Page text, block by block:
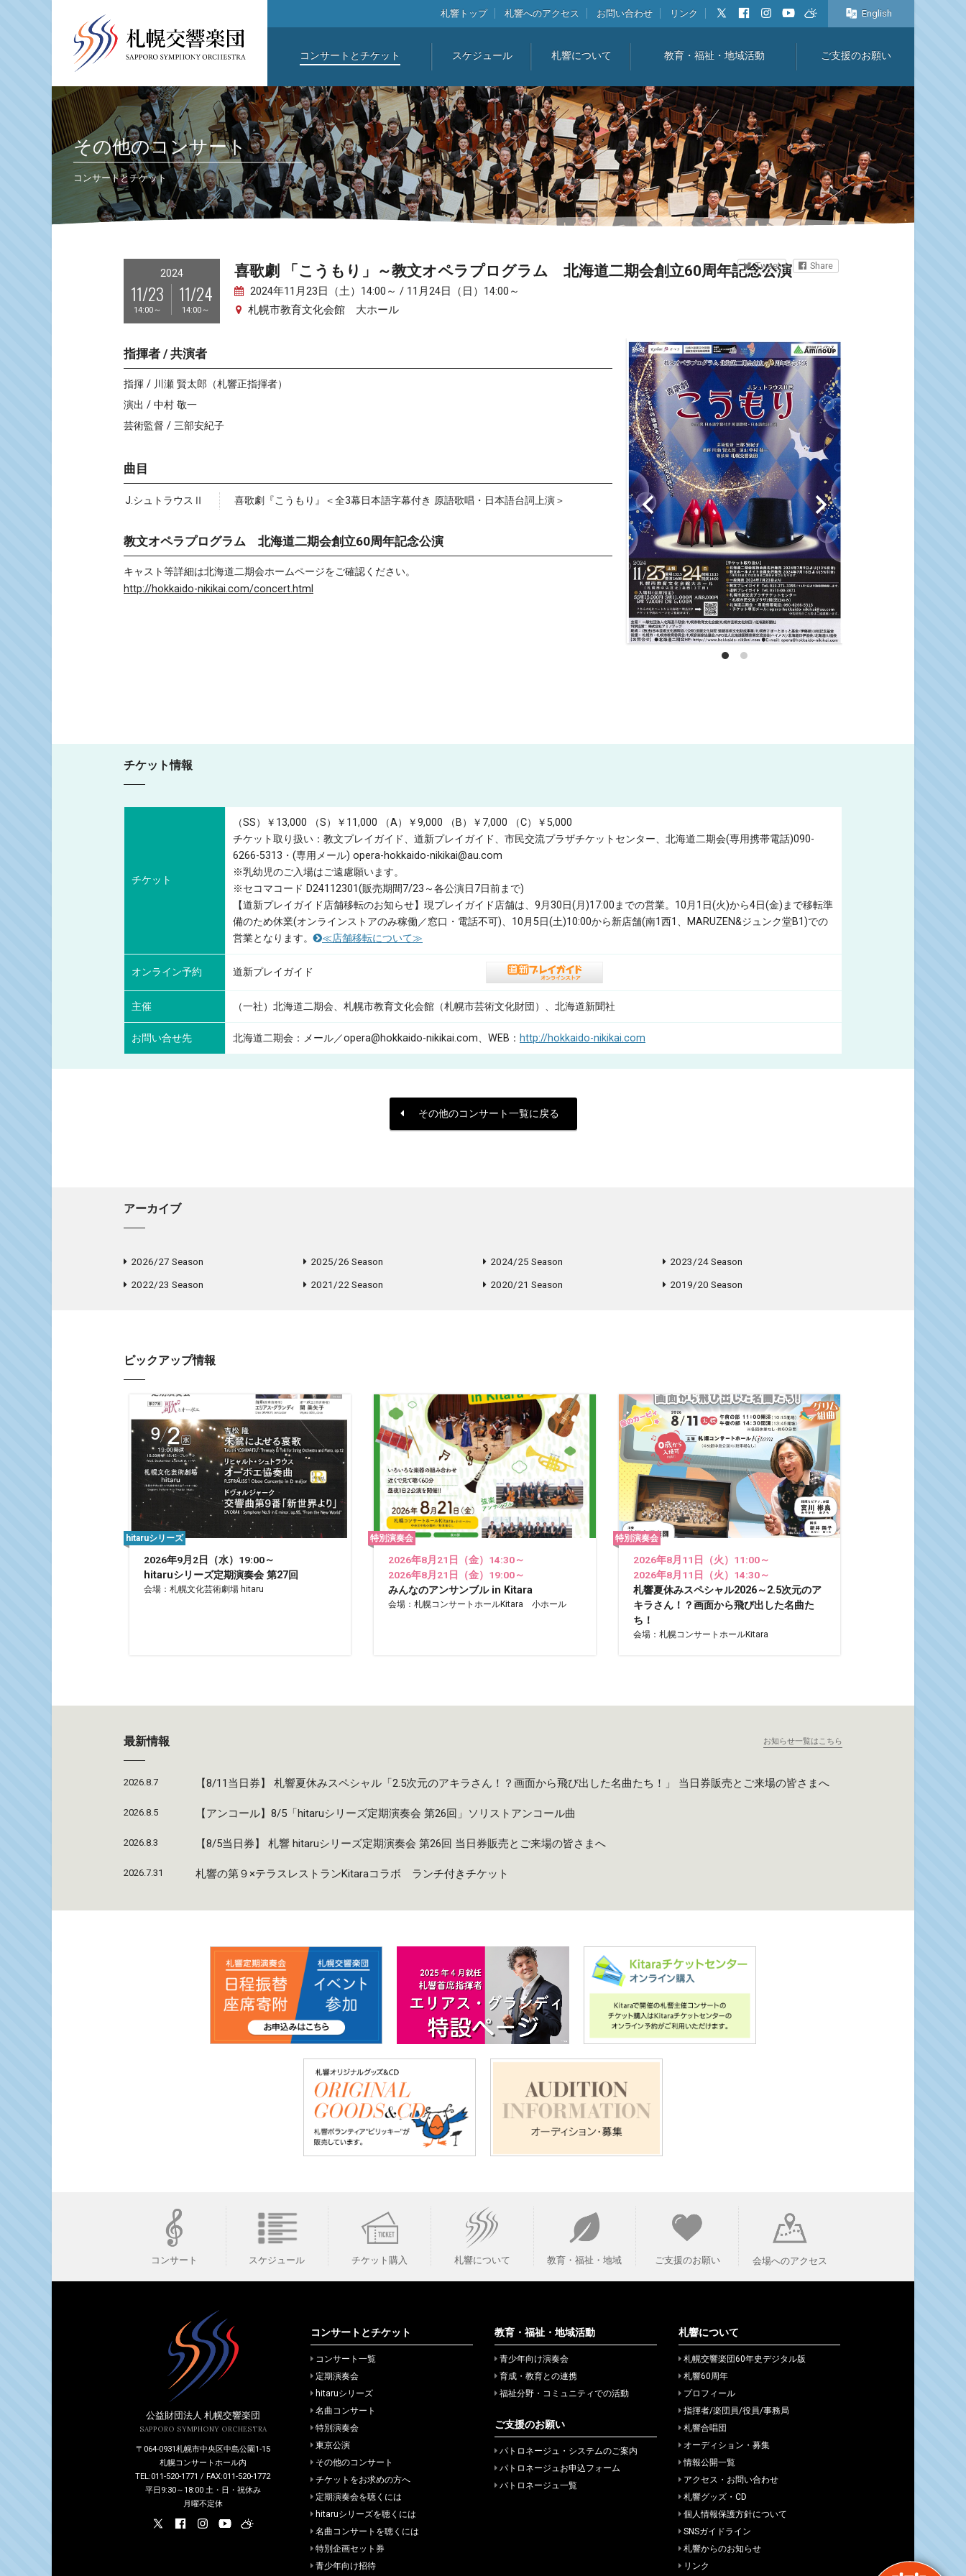
札響トップ 札響へのアクセス お問い合わせ リンク English
コンサートとチケット スケジュール 札響について 教育・福祉・地域活動 ご支援のお願い
その他のコンサート
コンサートとチケット
2024
11/23
14:00～
11/24
14:00～
喜歌劇 「こうもり」～教文オペラプログラム 北海道二期会創立60周年記念公演
2024年11月23日（土）14:00～ / 11月24日（日）14:00～
札幌市教育文化会館 大ホール
Tweet Share
指揮者 / 共演者
指揮 / 川瀬 賢太郎（札響正指揮者）
演出 / 中村 敬一
芸術監督 / 三部安紀子
曲目
J.シュトラウスⅡ 喜歌劇『こうもり』＜全3幕日本語字幕付き 原語歌唱・日本語台詞上演＞
教文オペラプログラム 北海道二期会創立60周年記念公演
キャスト等詳細は北海道二期会ホームページをご確認ください。
http://hokkaido-nikikai.com/concert.html
チケット情報
チケット
（SS）￥13,000 （S）￥11,000 （A）￥9,000 （B）￥7,000
（C）￥5,000
チケット取り扱い：教文プレイガイド、道新プレイガイド、市民交流プラザチケットセンター、北海道二期会(専用携帯電話)090-
6266-5313・(専用メール) opera-hokkaido-nikikai@au.com
※乳幼児のご入場はご遠慮願います。
※セコマコード D24112301(販売期間7/23～各公演日7日前まで)
【道新プレイガイド店舗移転のお知らせ】現プレイガイド店舗は、9月30日(月)17:00までの営業。10月1日(火)から4日(金)まで移転準
備のため休業(オンラインストアのみ稼働／窓口・電話不可)、10月5日(土)10:00から新店舗(南1西1、MARUZEN&ジュンク堂B1)での
営業となります。
≪店舗移転について≫
オンライン予約 道新プレイガイド
主催 （一社）北海道二期会、札幌市教育文化会館（札幌市芸術文化財団）、北海道新聞社
お問い合せ先 北海道二期会：メール／opera@hokkaido-nikikai.com、WEB： http://hokkaido-nikikai.com
その他のコンサート一覧に戻る
アーカイブ
2026/27 Season 2025/26 Season 2024/25 Season
2023/24 Season
2022/23 Season
2021/22 Season 2020/21 Season 2019/20 Season
ピックアップ情報
2026年9月2日（水）19:00～
hitaruシリーズ定期演奏会 第27回
会場：札幌文化芸術劇場 hitaru
hitaruシリーズ
2026年8月21日（金）14:30～
2026年8月21日（金）19:00～
みんなのアンサンブル in Kitara
会場：札幌コンサートホールKitara 小ホール
特別演奏会
2026年8月11日（火）11:00～
2026年8月11日（火）14:30～
札響夏休みスペシャル2026～2.5次元のア
キラさん！？画面から飛び出した名曲た
ち！
会場：札幌コンサートホールKitara
特別演奏会
最新情報 お知らせ一覧はこちら
2026.8.7 【8/11当日券】 札響夏休みスペシャル「2.5次元のアキラさん！？画面から飛び出した名曲たち！」 当日券販売とご来場の皆さまへ
2026.8.5 【アンコール】8/5「hitaruシリーズ定期演奏会 第26回」ソリストアンコール曲
2026.8.3 【8/5当日券】 札響 hitaruシリーズ定期演奏会 第26回 当日券販売とご来場の皆さまへ
2026.7.31 札響の第９×テラスレストランKitaraコラボ ランチ付きチケット
コンサート スケジュール チケット購入 札響について 教育・福祉・地域 ご支援のお願い 会場へのアクセス
公益財団法人 札幌交響楽団
SAPPORO SYMPHONY ORCHESTRA
〒064-0931札幌市中央区中島公園1-15
札幌コンサートホール内
TEL:011-520-1771 / FAX:011-520-1772
平日9:30～18:00 土・日・祝休み
月曜不定休
コンサートとチケット
コンサート一覧
定期演奏会
hitaruシリーズ
名曲コンサート
特別演奏会
東京公演
その他のコンサート
チケットをお求めの方へ
定期演奏会を聴くには
hitaruシリーズを聴くには
名曲コンサートを聴くには
特別企画セット券
青少年向け招待
教育・福祉・地域活動
青少年向け演奏会
育成・教育との連携
福祉分野・コミュニティでの活動
ご支援のお願い
パトロネージュ・システムのご案内
パトロネージュお申込フォーム
パトロネージュ一覧
札響について
札幌交響楽団60年史デジタル版
札響60周年
プロフィール
指揮者/楽団員/役員/事務局
札響合唱団
オーディション・募集
情報公開一覧
アクセス・お問い合わせ
札響グッズ・CD
個人情報保護方針について
SNSガイドライン
札響からのお知らせ
リンク